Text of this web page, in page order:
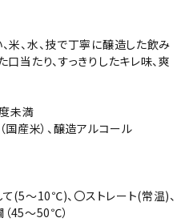
登録
米、水、技で丁寧に醸造した飲み
当たり、すっきりしたキレ味、爽
未満
国産米）、醸造アルコール
(5～10℃)、〇ストレート(常温)、
45～50℃）